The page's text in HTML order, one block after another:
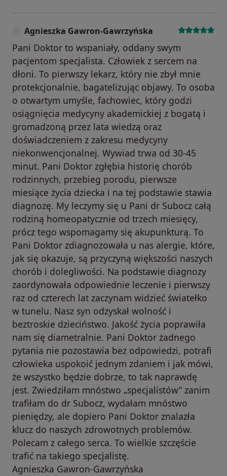
Agnieszka Gawron-Gawrzyńska
Pani Doktor to wspaniały, oddany swym
pacjentom specjalista. Człowiek z sercem na
dłoni. To pierwszy lekarz, który nie zbył mnie
protekcjonalnie, bagatelizując objawy. To osoba
o otwartym umyśle, fachowiec, który godzi
osiągnięcia medycyny akademickiej z bogatą i
gromadzoną przez lata wiedzą oraz
doświadczeniem z zakresu medycyny
niekonwencjonalnej. Wywiad trwa od 30-45
minut. Pani Doktor zgłębia historię chorób
rodzinnych, przebieg porodu, pierwsze
miesiące życia dziecka i na tej podstawie stawia
diagnozę. My leczymy się u Pani dr Subocz całą
rodziną homeopatycznie od trzech miesięcy,
prócz tego wspomagamy się akupunkturą. To
Pani Doktor zdiagnozowała u nas alergie, które,
jak się okazuje, są przyczyną większości naszych
chorób i dolegliwości. Na podstawie diagnozy
zaordynowała odpowiednie leczenie i pierwszy
raz od czterech lat zaczynam widzieć światełko
w tunelu. Nasz syn odzyskał wolność i
beztroskie dzieciństwo. Jakość życia poprawiła
nam się diametralnie. Pani Doktor żadnego
pytania nie pozostawia bez odpowiedzi, potrafi
człowieka uspokoić jednym zdaniem i jak mówi,
że wszystko będzie dobrze, to tak naprawdę
jest. Zwiedziłam mnóstwo „specjalistów” zanim
trafiłam do dr Subocz, wydałam mnóstwo
pieniędzy, ale dopiero Pani Doktor znalazła
klucz do naszych zdrowotnych problemów.
Polecam z całego serca. To wielkie szczęście
trafić na takiego specjalistę.
Agnieszka Gawron-Gawrzyńska